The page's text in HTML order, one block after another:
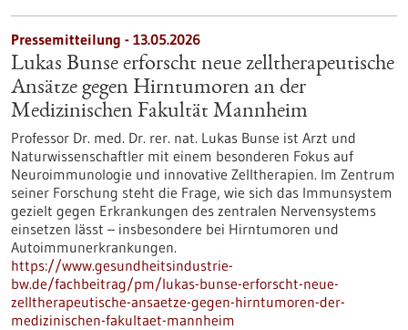
Pressemitteilung - 13.05.2026
Lukas Bunse erforscht neue zelltherapeutische
Ansätze gegen Hirntumoren an der
Medizinischen Fakultät Mannheim
Professor Dr. med. Dr. rer. nat. Lukas Bunse ist Arzt und
Naturwissenschaftler mit einem besonderen Fokus auf
Neuroimmunologie und innovative Zelltherapien. Im Zentrum
seiner Forschung steht die Frage, wie sich das Immunsystem
gezielt gegen Erkrankungen des zentralen Nervensystems
einsetzen lässt – insbesondere bei Hirntumoren und
Autoimmunerkrankungen.
https://www.gesundheitsindustrie-
bw.de/fachbeitrag/pm/lukas-bunse-erforscht-neue-
zelltherapeutische-ansaetze-gegen-hirntumoren-der-
medizinischen-fakultaet-mannheim